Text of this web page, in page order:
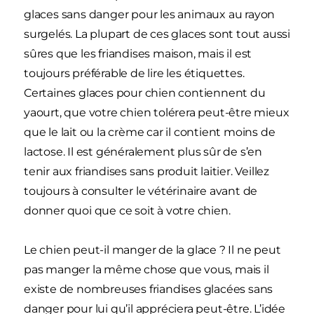
glaces sans danger pour les animaux au rayon
surgelés. La plupart de ces glaces sont tout aussi
sûres que les friandises maison, mais il est
toujours préférable de lire les étiquettes.
Certaines glaces pour chien contiennent du
yaourt, que votre chien tolérera peut-être mieux
que le lait ou la crème car il contient moins de
lactose. Il est généralement plus sûr de s’en
tenir aux friandises sans produit laitier. Veillez
toujours à consulter le vétérinaire avant de
donner quoi que ce soit à votre chien.
Le chien peut-il manger de la glace ? Il ne peut
pas manger la même chose que vous, mais il
existe de nombreuses friandises glacées sans
danger pour lui qu’il appréciera peut-être. L’idée